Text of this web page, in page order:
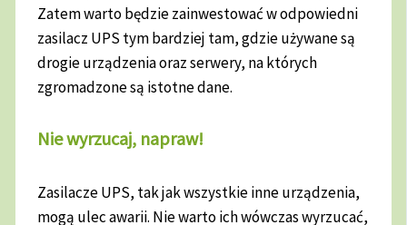
Zatem warto będzie zainwestować w odpowiedni
zasilacz UPS tym bardziej tam, gdzie używane są
drogie urządzenia oraz serwery, na których
zgromadzone są istotne dane.
Nie wyrzucaj, napraw!
Zasilacze UPS, tak jak wszystkie inne urządzenia,
mogą ulec awarii. Nie warto ich wówczas wyrzucać,